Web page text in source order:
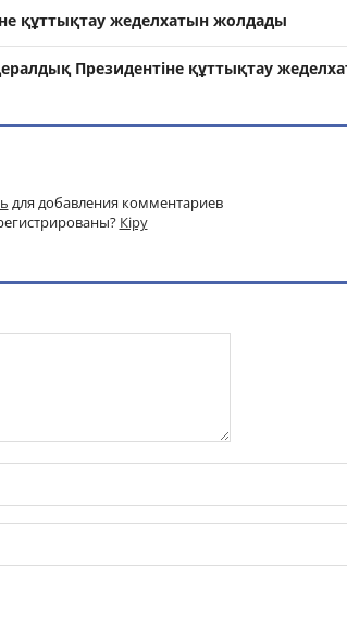
құттықтау жеделхатын жолдады
Президентіне құттықтау
для добавления комментариев
Кіру